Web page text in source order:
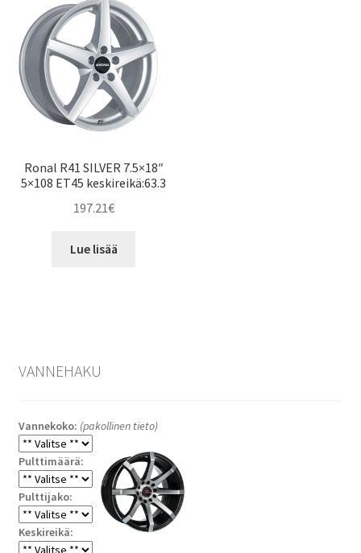
Ronal R41 SILVER 7.5×18″
5×108 ET45 keskireikä:63.3
197.21€
Lue lisää
VANNEHAKU
Vannekoko: (pakollinen tieto)
Pulttimäärä:
Pulttijako:
Keskireikä: